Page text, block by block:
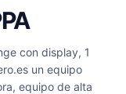
con display, 1
un equipo
equipo de alta